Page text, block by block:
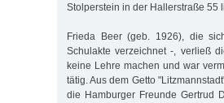
Stolperstein in der Hallerstraße 55
Frieda Beer (geb. 1926), die
Schulakte verzeichnet -, verließ
keine Lehre machen und war
tätig. Aus dem Getto
die Hamburger Freunde Gertrud